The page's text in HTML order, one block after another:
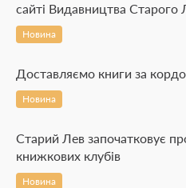
сайті Видавництва Старого
Новина
Доставляємо книги за
Новина
Старий Лев започатковує
книжкових клубів
Новина